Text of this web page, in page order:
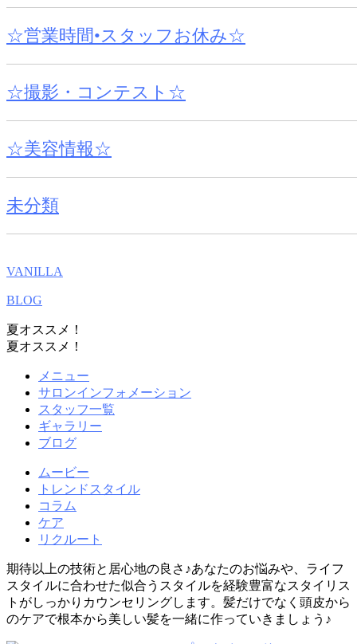
☆営業時間•スタッフお休み☆
☆撮影・コンテスト☆
☆美容情報☆
未分類
VANILLA
BLOG
夏オススメ！
夏オススメ！
メニュー
サロンインフォメーション
スタッフ一覧
ギャラリー
ブログ
ムービー
トレンドスタイル
コラム
ケア
リクルート
期待以上の技術と居心地の良さ♪あなたのお悩みや、ライフ
スタイルに合わせた似合うスタイルを経験豊富なスタイリス
トがしっかりカウンセリングします。髪だけでなく頭皮から
のケアで根本から美しい髪を一緒に作っていきましょう♪